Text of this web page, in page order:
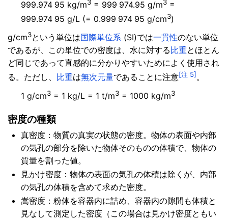
999.974 95 kg/m3= 999 974.95 g/m3=
999.974 95 g/L(= 0.999 974 95 g/cm3)
g/cm3という単位は国際単位系 (SI)では一貫性のない単位
であるが、この単位での密度は、水に対する 比重とほとん
ど同じであって直感的に分かりやすいためによく使用され
る。ただし、 比重は無次元量であることに注意[注 5] 。
1 g/cm3= 1 kg/L = 1 t/m3= 1000 kg/m3
密度の種類
真密度：物質の真実の状態の密度。物体の表面や内部
の気孔の部分を除いた物体そのものの体積で、物体の
質量を割った値。
見かけ密度：物体の表面の気孔の体積は除くが、内部
の気孔の体積を含めて求めた密度。
嵩密度：粉体を容器内に詰め、容器内の隙間も体積と
見なして測定した密度（この場合は見かけ密度ともい